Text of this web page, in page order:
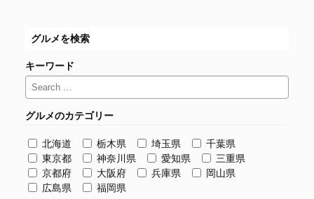
グルメを検索
キーワード
グルメのカテゴリー
北海道 栃木県 埼玉県
千葉県
東京都
神奈川県 愛知県
三重県
京都府
大阪府 兵庫県
岡山県
広島県
福岡県